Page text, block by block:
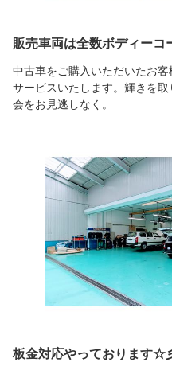
販売車両は全数ボディーコ
中古車をご購入いただいたお
サービスいたします。輝きを
会をお見逃しなく。
板金対応やっております☆